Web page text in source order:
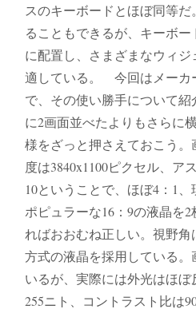
スのキーボードとほぼ同等
ることもできるが、キーボ
に配置し、さまざまなウィ
適している。 今回はメーカ
で、その使い勝手について
に2画面並べたよりもさら
様をざっと押さえておこう。
度は3840x1100ピクセル、ア
10ということで、ほぼ4：1
ポピュラーな16：9の液晶を
ればおおむね正しい。視野角
方式の液晶を採用している
いるが、実際には外光はほ
255ニト、コントラスト比は